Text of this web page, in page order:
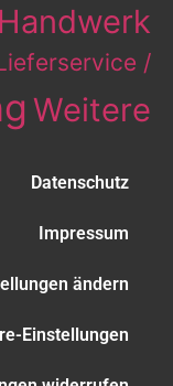
Handwerk
/
Weitere
Datenschutz
Impressum
ändern
Einstellungen